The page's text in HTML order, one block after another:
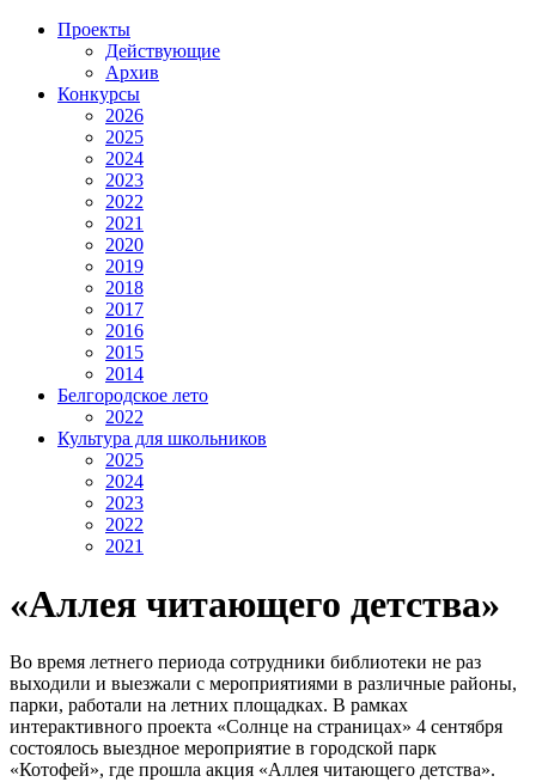
Проекты
Действующие
Архив
Конкурсы
2026
2025
2024
2023
2022
2021
2020
2019
2018
2017
2016
2015
2014
Белгородское лето
2022
Культура для школьников
2025
2024
2023
2022
2021
«Аллея читающего детства»
Во время летнего периода сотрудники библиотеки не раз
выходили и выезжали с мероприятиями в различные районы,
парки, работали на летних площадках. В рамках
интерактивного проекта «Солнце на страницах» 4 сентября
состоялось выездное мероприятие в городской парк
«Котофей», где прошла акция «Аллея читающего детства».